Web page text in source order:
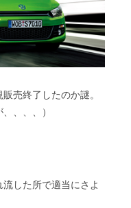
売終了したのか謎。
、、、）
した所で適当にさよ